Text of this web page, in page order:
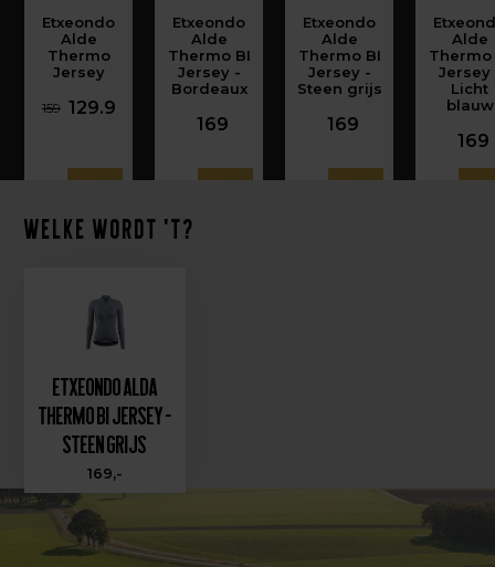
Etxeondo
Alde
Thermo
Jersey
159 129.9
Etxeondo
Alde
Thermo BI
Jersey -
Bordeaux
169
Etxeondo
Alde
Thermo BI
Jersey -
Steen grijs
169
Alde
Thermo
Jersey
Licht
blauw
169
Welke wordt 't?
Etxeondo Alda
Thermo BI Jersey -
Steen grijs
169,-